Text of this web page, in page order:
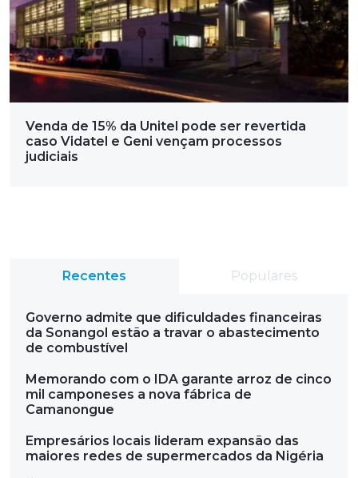
Venda de 15% da Unitel pode ser revertida
caso Vidatel e Geni vençam processos
judiciais
Recentes Populares
Governo admite que dificuldades financeiras
da Sonangol estão a travar o abastecimento
de combustível
Memorando com o IDA garante arroz de cinco
mil camponeses a nova fábrica de
Camanongue
Empresários locais lideram expansão das
maiores redes de supermercados da Nigéria